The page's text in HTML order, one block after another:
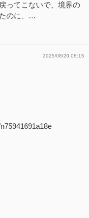
ってこないで、境界の
のに、…
2025/08/20 08:15